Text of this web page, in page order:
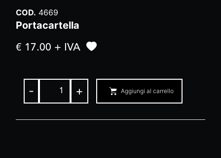
COD. 4669
Portacartella
€ 17.00 + IVA
- + Aggiungi al carrello